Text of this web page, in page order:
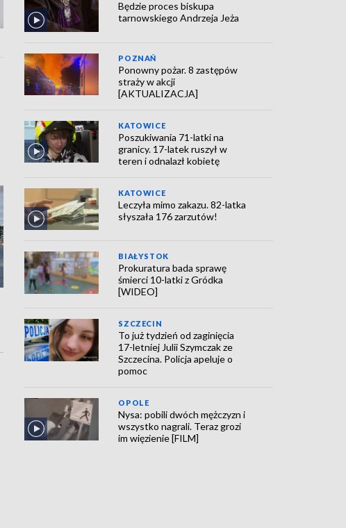
Będzie proces biskupa
tarnowskiego Andrzeja Jeża
POZNAŃ
Ponowny pożar. 8 zastępów
straży w akcji
[AKTUALIZACJA]
KATOWICE
Poszukiwania 71-latki na
granicy. 17-latek ruszył w
teren i odnalazł kobietę
KATOWICE
Leczyła mimo zakazu. 82-latka
słyszała 176 zarzutów!
BIAŁYSTOK
Prokuratura bada sprawę
śmierci 10-latki z Gródka
[WIDEO]
SZCZECIN
To już tydzień od zaginięcia
17-letniej Julii Szymczak ze
Szczecina. Policja apeluje o
pomoc
OPOLE
Nysa: pobili dwóch mężczyzn i
wszystko nagrali. Teraz grozi
im więzienie [FILM]